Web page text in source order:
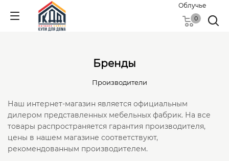
Облучье
0
Бренды
Производители
Наш интернет-магазин является официальным
дилером представленных мебельных фабрик. На все
товары распространяется гарантия производителя,
цены в нашем магазине соответствуют,
рекомендованным производителем.